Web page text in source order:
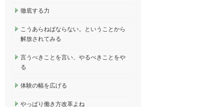
徹底する力
こうあらねばならない。ということから
解放されてみる
言うべきことを言い、やるべきことをや
る
体験の幅を広げる
やっぱり働き方改革よね